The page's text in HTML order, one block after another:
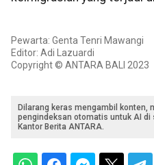
Pewarta: Genta Tenri Mawangi
Editor: Adi Lazuardi
Copyright © ANTARA BALI 2023
Dilarang keras mengambil konten,
pengindeksan otomatis untuk AI
Kantor Berita ANTARA.